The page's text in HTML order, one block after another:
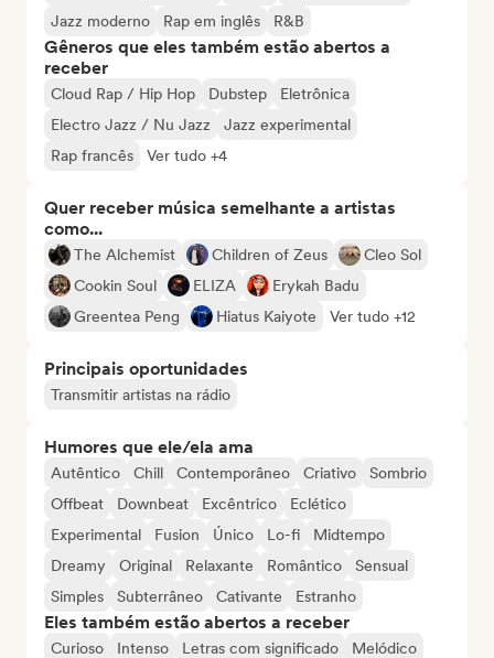
Jazz moderno
Rap em inglês R&B
Gêneros que eles também estão abertos a
receber
Cloud Rap / Hip Hop Dubstep
Eletrônica
Electro Jazz / Nu Jazz
Jazz experimental
Rap francês
Ver tudo +4
Quer receber música semelhante a artistas
como...
The Alchemist Children of Zeus
Cleo Sol
Cookin Soul
ELIZA
Erykah Badu
Greentea Peng
Hiatus Kaiyote Ver tudo +12
Principais oportunidades
Transmitir artistas na rádio
Humores que ele/ela ama
Autêntico Chill Contemporâneo Criativo
Sombrio
Offbeat
Downbeat Excêntrico
Eclético
Experimental
Fusion Único Lo-fi
Midtempo
Dreamy
Original Relaxante Romântico
Sensual
Simples
Subterrâneo Cativante Estranho
Eles também estão abertos a receber
Curioso Intenso Letras com significado
Melódico